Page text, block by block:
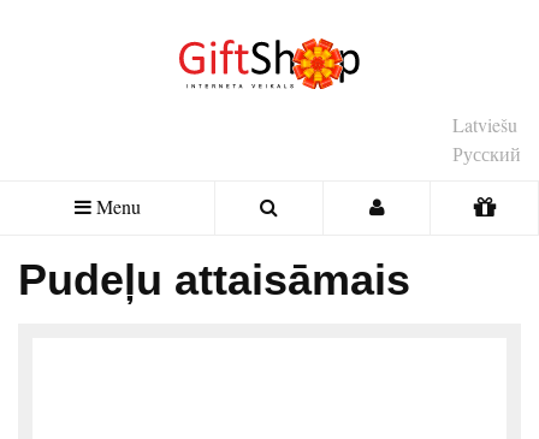
Latviešu
Русский
Menu
Pudeļu attaisāmais